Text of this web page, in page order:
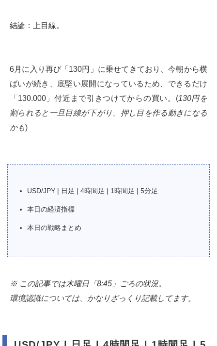
結論：上目線。
6月に入り再び「130円」に乗せてきており、今朝から横
ばいが続き、底堅い展開になっているため、できるだけ
「130.000」付近まで引きつけてからの買い。(130円を
割られると一旦目線が下がり、押し目を作る動きになる
かも)
USD/JPY | 日足 | 4時間足 | 1時間足 | 5分足
本日の経済指標
本日の戦略まとめ
※ この記事では木曜日「8:45」ごろの状況。
環境認識については、かなりざっくり記載してます。